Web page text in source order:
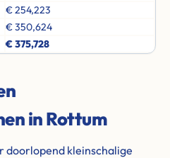
€ 254,223
€ 350,624
€ 375,728
in Rottum
doorlopend kleinschalige